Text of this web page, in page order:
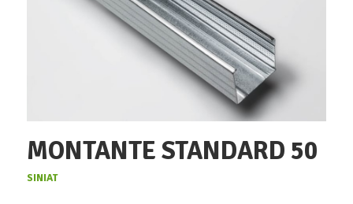
MONTANTE STANDARD 50
SINIAT